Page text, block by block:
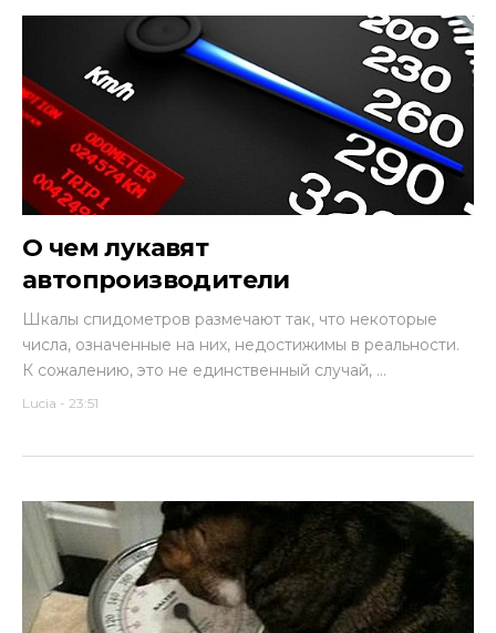
О чем лукавят
автопроизводители
Шкалы спидометров размечают так, что некоторые
числа, означенные на них, недостижимы в реальности.
К сожалению, это не единственный случай, ...
Lucia - 23:51